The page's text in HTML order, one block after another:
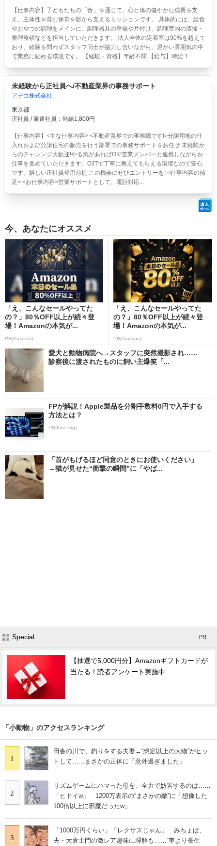
【仕事内容】子どもたちの「食」を通じて、心と体の健やかな成長を支
え、主体性を育む保育を影から支えるミッションです。 具体的には、給食
やおやつの調理をメインに、調理器具の準備や片付け、調理室内の清掃・
整理整頓などを担当していただきます。 法人全体の定着率は90%を超えて
おり、経験を問わずスタッフ同士が協力し合いながら、温かい雰囲気の中
で業務に励める環境です。 【経験・資格】年齢不問 【給与】時給:1...
未経験から正社員へ/不動産業界の事務サポート
アデコ株式会社
東京都
正社員 / 派遣社員：時給1,800円
【仕事内容】<主な仕事内容> <不動産業界での事務職です!>分譲用地の仕
入れおよび分譲住宅の販売を行う部署での事務サポートをお任せ 未経験か
らのチャレンジ大歓迎!やる気があればOK!営業メンバーと連携しながらお
仕事を進めていただきます。OJTで丁寧に教えてもらえる環境なので安心
です。嬉しい正社員登用前提 この機会にぜひエントリーを! <仕事内容の補
足> <お仕事内容>営業サポートとして、電話対応...
今、あなたにオススメ
「え、こんなセールやってた
の？」80％OFF以上が続々登
場！Amazonの本気が...
PR(Amazon)
「え、こんなセールやってた
の？」80％OFF以上が続々登
場！Amazonの本気が...
PR(Amazon)
愛犬と動物病院へ→スタッフに突然撮影され……
診察後に渡されたものに飼い主爆笑「...
FPが解説！Apple製品を分割手数料0円で入手する
方法とは？
PR(Fav-Log)
「首がもげるほど同意のときにお使いください」
→猫が見せた“衝撃の瞬間”に「やば...
Special - PR -
【抽選で5,000円分】Amazonギフトカードが
当たる！読者アンケート実施中
「小動物」のアクセスランキング
1
田舎の川で、釣りをする夫妻→“想定以上の大物”がヒッ
トして……まさかの正体に「意外過ぎました」
2
リズムゲームにハマった母を、全力で妨害するのは……
「ヒドイw」 1200万表示の“まさかの敵”に「想像した
100倍以上に邪魔だったw」
3
「1000万円くらい」「レクサスじゃん」 みちょぱ、
夫・大倉士門の激レア趣味に理解も……“車より長生